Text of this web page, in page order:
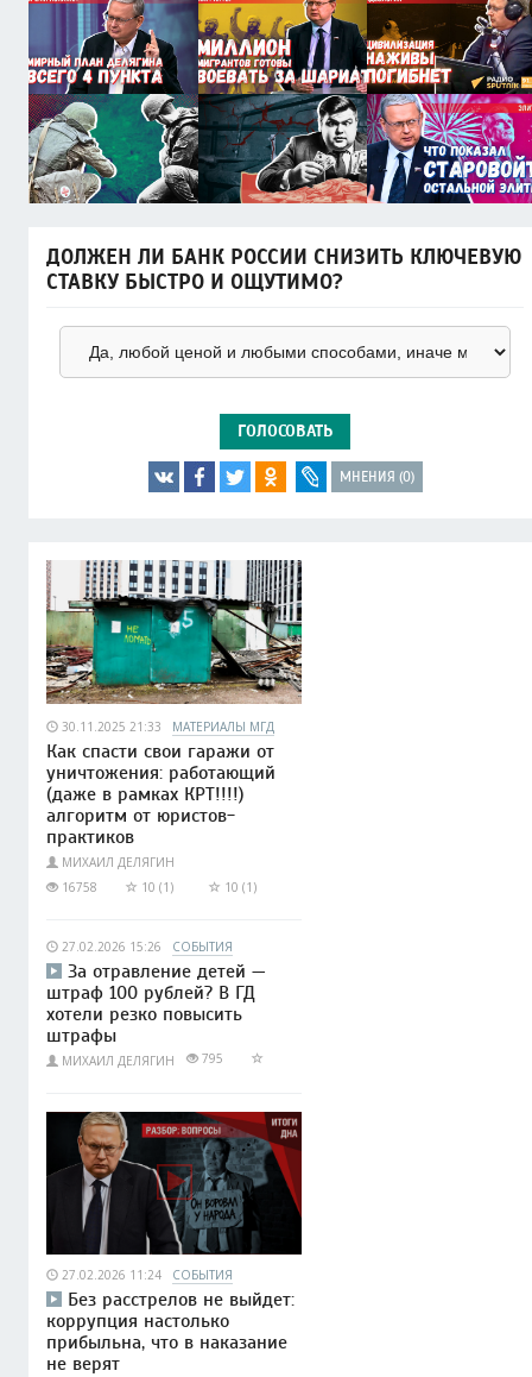
ДОЛЖЕН ЛИ БАНК РОССИИ СНИЗИТЬ КЛЮЧЕВУЮ
СТАВКУ БЫСТРО И ОЩУТИМО?
ГОЛОСОВАТЬ
МНЕНИЯ (0)
30.11.2025 21:33 МАТЕРИАЛЫ МГД
Как спасти свои гаражи от
уничтожения: работающий
(даже в рамках КРТ!!!!)
алгоритм от юристов-
практиков
МИХАИЛ ДЕЛЯГИН
16758
10 (1) 10 (1)
27.02.2026 15:26 СОБЫТИЯ
За отравление детей —
штраф 100 рублей? В ГД
хотели резко повысить
штрафы
МИХАИЛ ДЕЛЯГИН 795
27.02.2026 11:24 СОБЫТИЯ
Без расстрелов не выйдет:
коррупция настолько
прибыльна, что в наказание
не верят